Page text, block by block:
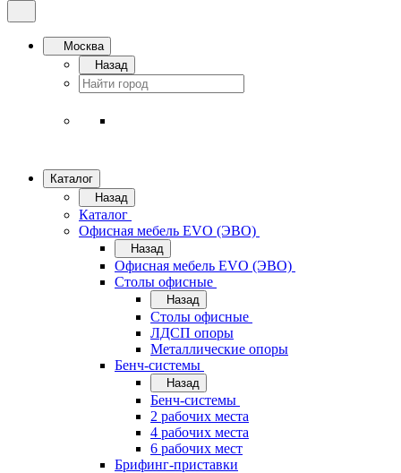
Москва
Назад
Каталог
Назад
Каталог
Офисная мебель EVO (ЭВО)
Назад
Офисная мебель EVO (ЭВО)
Cтолы офисные
Назад
Cтолы офисные
ЛДСП опоры
Металлические опоры
Бенч-системы
Назад
Бенч-системы
2 рабочих места
4 рабочих места
6 рабочих мест
Брифинг-приставки